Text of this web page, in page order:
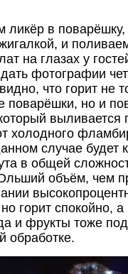
ликёр в
и
на глазах у
фотографии
что горит не
поварёшки, но и
выливается
холодного
случае будет
в общей
объём, чем
горит спокойно, а
и фрукты тоже
обработке.